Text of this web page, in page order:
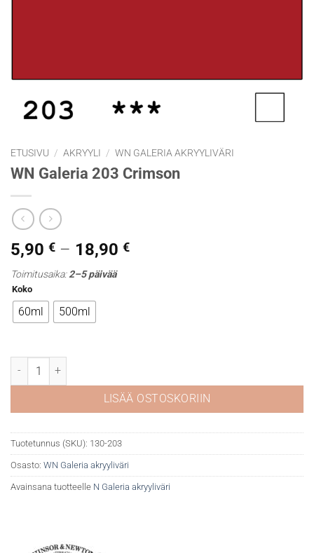
ETUSIVU / AKRYYLI / WN GALERIA AKRYYLIVÄRI
WN Galeria 203 Crimson
5,90 € – 18,90 €Hintaluokka:
Toimitusaika:2–5 päivää
Koko
60ml 500ml
WN Galeria 203 Crimson määrä
LISÄÄ OSTOSKORIIN
Tuotetunnus (SKU): 130-203
Osasto: WN Galeria akryyliväri
Avainsana tuotteelle N Galeria akryyliväri